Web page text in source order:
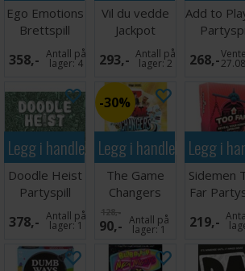
Ego Emotions
Brettspill
358,- Antall på
lager:4
Vil du vedde
Jackpot
Partyspill
293,- Antall på
lager:2
Add to
268,-
Legg i handlekurven
Doodle Heist
Partyspill
378,- Antall på
lager:1
Legg i handlekurven
30%
The Game
Changers
Partyspill
128,-
90,- Antall på
lager:1
Legg i
Sidemen
Far
219,-